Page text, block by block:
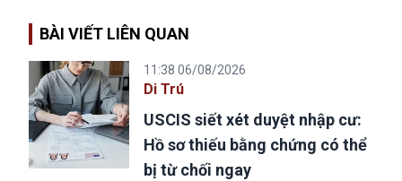
BÀI VIẾT LIÊN QUAN
11:38 06/08/2026
Di Trú
USCIS siết xét duyệt nhập cư:
Hồ sơ thiếu bằng chứng có thể
bị từ chối ngay